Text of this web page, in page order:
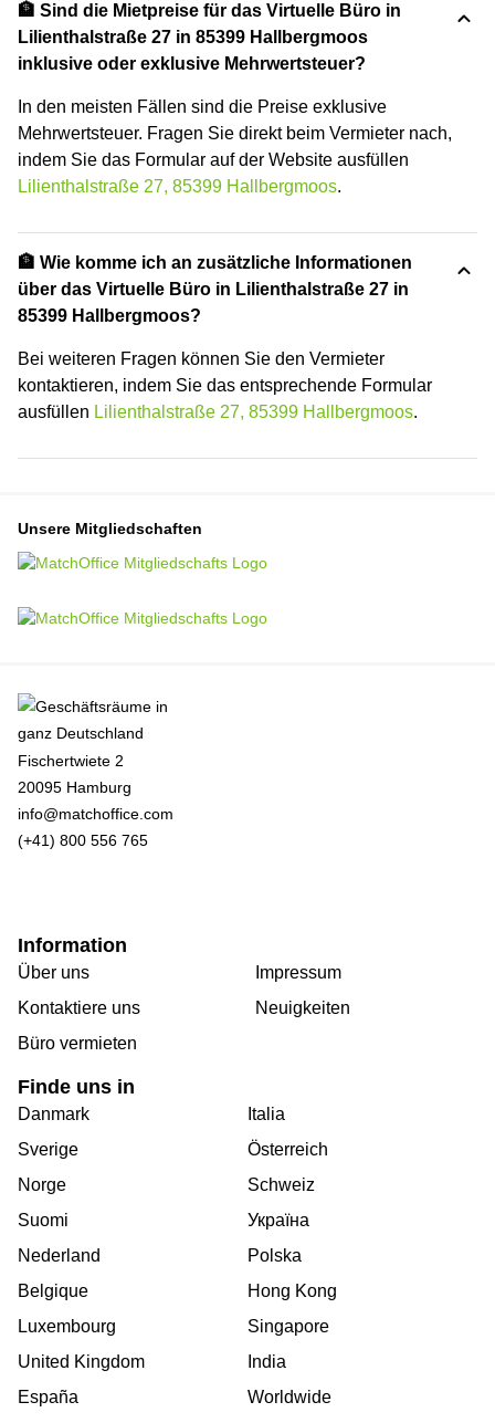
🏦 Sind die Mietpreise für das Virtuelle Büro in
Lilienthalstraße 27 in 85399 Hallbergmoos
inklusive oder exklusive Mehrwertsteuer?
In den meisten Fällen sind die Preise exklusive
Mehrwertsteuer. Fragen Sie direkt beim Vermieter nach,
indem Sie das Formular auf der Website ausfüllen
Lilienthalstraße 27, 85399 Hallbergmoos.
🏦 Wie komme ich an zusätzliche Informationen
über das Virtuelle Büro in Lilienthalstraße 27 in
85399 Hallbergmoos?
Bei weiteren Fragen können Sie den Vermieter
kontaktieren, indem Sie das entsprechende Formular
ausfüllen Lilienthalstraße 27, 85399 Hallbergmoos.
Unsere Mitgliedschaften
Fischertwiete 2
20095 Hamburg
info@matchoffice.com
(+41) 800 556 765
Information
Über uns
Kontaktiere uns
Büro vermieten
Impressum
Neuigkeiten
Finde uns in
Danmark
Sverige
Norge
Suomi
Nederland
Belgique
Luxembourg
United Kingdom
España
Italia
Österreich
Schweiz
Україна
Polska
Hong Kong
Singapore
India
Worldwide